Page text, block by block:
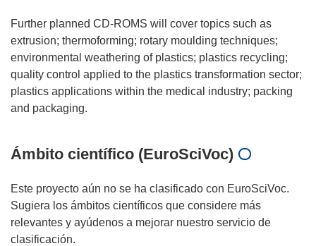
Further planned CD-ROMS will cover topics such as
extrusion; thermoforming; rotary moulding techniques;
environmental weathering of plastics; plastics recycling;
quality control applied to the plastics transformation sector;
plastics applications within the medical industry; packing
Ámbito científico (EuroSciVoc)
Este proyecto aún no se ha clasificado con EuroSciVoc.
Sugiera los ámbitos científicos que considere más
relevantes y ayúdenos a mejorar nuestro servicio de
clasificación.